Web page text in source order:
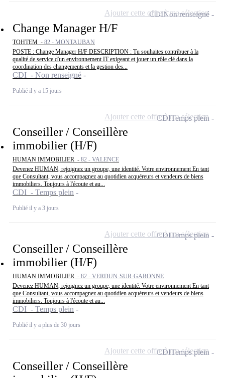
Change Manager H/F
TOHTEM - 82 - MONTAUBAN
POSTE : Change Manager H/F DESCRIPTION : Tu souhaites contribuer à la
qualité de service d'un environnement IT exigeant et jouer un rôle clé dans la
coordination des changements et la gestion des...
CDI - Non renseigné
Publié il y a 15 jours
CDINon renseigné
Ajouter cette offre à ma sélection
Conseiller / Conseillère
immobilier (H/F)
HUMAN IMMOBILIER - 82 - VALENCE
Devenez HUMAN, rejoignez un groupe, une identité. Votre environnement En tant
que Consultant, vous accompagnez au quotidien acquéreurs et vendeurs de biens
immobiliers. Toujours à l'écoute et au...
CDI - Temps plein
Publié il y a 3 jours
CDITemps plein
Ajouter cette offre à ma sélection
Conseiller / Conseillère
immobilier (H/F)
HUMAN IMMOBILIER - 82 - VERDUN-SUR-GARONNE
Devenez HUMAN, rejoignez un groupe, une identité. Votre environnement En tant
que Consultant, vous accompagnez au quotidien acquéreurs et vendeurs de biens
immobiliers. Toujours à l'écoute et au...
CDI - Temps plein
Publié il y a plus de 30 jours
CDITemps plein
Ajouter cette offre à ma sélection
Conseiller / Conseillère
CDITemps plein
Ajouter cette offre à ma sélection